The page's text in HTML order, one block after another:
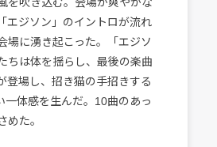
エジソン」のイントロが流れ
場に湧き起こった。「エジソ
ちは体を揺らし、最後の楽曲
登場し、招き猫の手招きする
一体感を生んだ。10曲のあっ
めた。